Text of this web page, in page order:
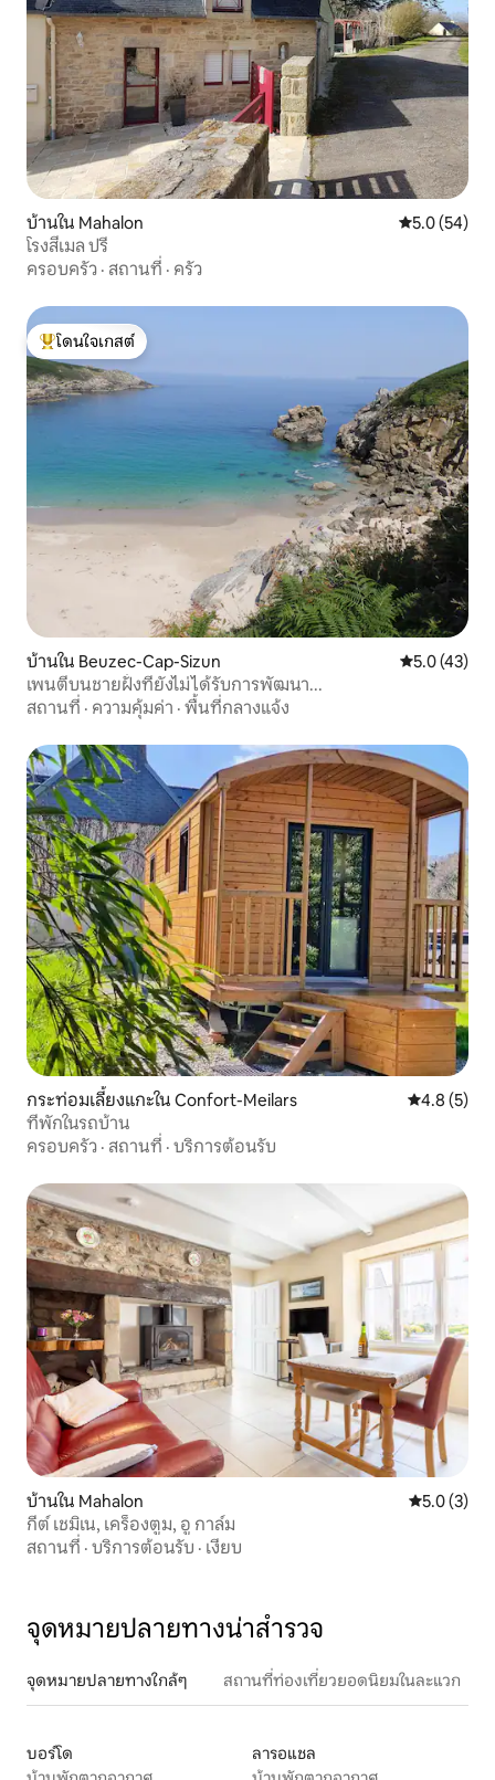
บ้านใน Mahalon คะแนนเฉลี่ย
5.0 (54)
โรงสีเมล ปรี
ครอบครัว · สถานที่ · ครัว
โดนใจเกสต์ที่สุด
โดนใจเกสต์
บ้านใน Beuzec-Cap-Sizun คะแนนเฉลี่ย
5.0 (43)
เพนตีบนชายฝั่งที่ยังไม่ได้รับการพัฒนา...
สถานที่ · ความคุ้มค่า · พื้นที่กลางแจ้ง
กระท่อมเลี้ยงแกะใน Confort-Meilars คะแนนเฉลี่
4.8 (5)
ที่พักในรถบ้าน
ครอบครัว · สถานที่ · บริการต้อนรับ
บ้านใน Mahalon คะแนนเฉลี่
5.0 (3)
กีต์ เชมิเน, เคร็องตูม, อู กาล์ม
สถานที่ · บริการต้อนรับ · เงียบ
จุดหมายปลายทางน่าสำรวจ
จุดหมายปลายทางใกล้ๆ สถานที่ท่องเที่ยวยอดนิยมในละแวก
บอร์โด
ลารอแชล